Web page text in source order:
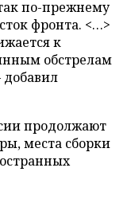
по-прежнему
фронта. <…>
к
обстрелам
добавил
продолжают
места сборки